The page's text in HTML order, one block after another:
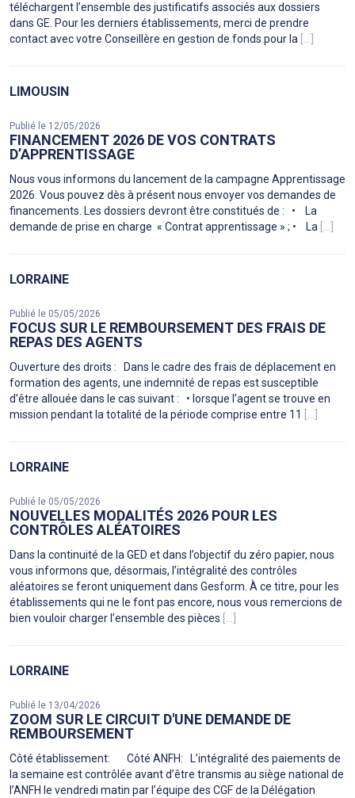
téléchargent l’ensemble des justificatifs associés aux dossiers
dans GE. Pour les derniers établissements, merci de prendre
contact avec votre Conseillère en gestion de fonds pour la [...]
LIMOUSIN
Publié le 12/05/2026
FINANCEMENT 2026 DE VOS CONTRATS
D’APPRENTISSAGE
Nous vous informons du lancement de la campagne Apprentissage
2026. Vous pouvez dès à présent nous envoyer vos demandes de
financements. Les dossiers devront être constitués de : • La
demande de prise en charge « Contrat apprentissage » ; • La [...]
LORRAINE
Publié le 05/05/2026
FOCUS SUR LE REMBOURSEMENT DES FRAIS DE
REPAS DES AGENTS
Ouverture des droits : Dans le cadre des frais de déplacement en
formation des agents, une indemnité de repas est susceptible
d’être allouée dans le cas suivant : • lorsque l’agent se trouve en
mission pendant la totalité de la période comprise entre 11
[...]
LORRAINE
Publié le 05/05/2026
NOUVELLES MODALITÉS 2026 POUR LES
CONTRÔLES ALÉATOIRES
Dans la continuité de la GED et dans l’objectif du zéro papier, nous
vous informons que, désormais, l’intégralité des contrôles
aléatoires se feront uniquement dans Gesform. À ce titre, pour les
établissements qui ne le font pas encore, nous vous remercions de
bien vouloir charger l’ensemble des pièces [...]
LORRAINE
Publié le 13/04/2026
ZOOM SUR LE CIRCUIT D'UNE DEMANDE DE
REMBOURSEMENT
Côté établissement: Côté ANFH: L’intégralité des paiements de
la semaine est contrôlée avant d’être transmis au siège national de
l’ANFH le vendredi matin par l’équipe des CGF de la Délégation